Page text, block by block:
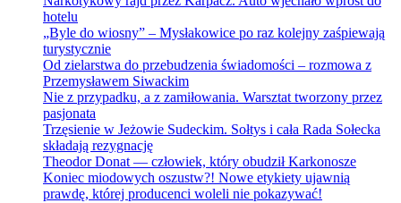
hotelu
„Byle do wiosny” – Mysłakowice po raz kolejny zaśpiewają
turystycznie
Od zielarstwa do przebudzenia świadomości – rozmowa z
Przemysławem Siwackim
Nie z przypadku, a z zamiłowania. Warsztat tworzony przez
pasjonata
Trzęsienie w Jeżowie Sudeckim. Sołtys i cała Rada Sołecka
składają rezygnację
Theodor Donat — człowiek, który obudził Karkonosze
Koniec miodowych oszustw?! Nowe etykiety ujawnią
prawdę, której producenci woleli nie pokazywać!